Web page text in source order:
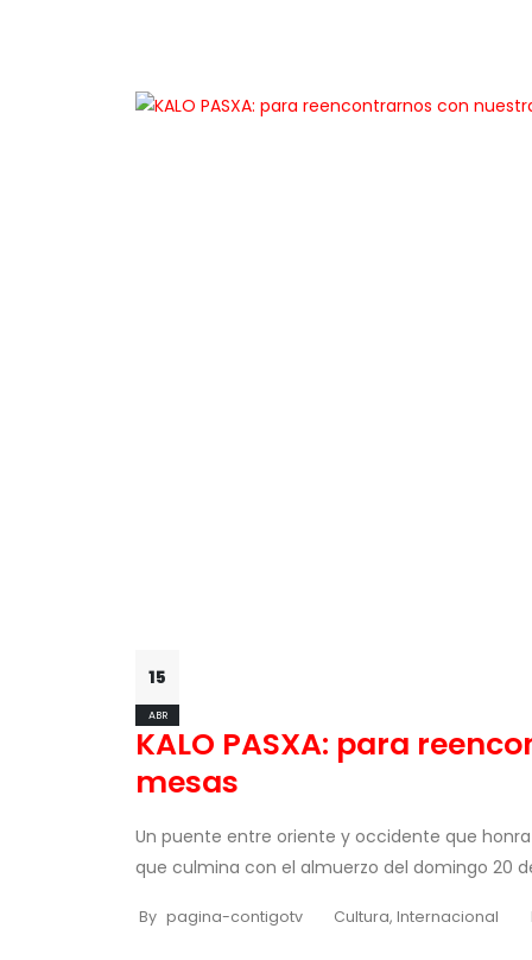
15
ABR
KALO PASXA: para
mesas
Un puente entre oriente y occidente que
que culmina con el almuerzo del domingo 20
By pagina-contigotv Cultura, Internacional